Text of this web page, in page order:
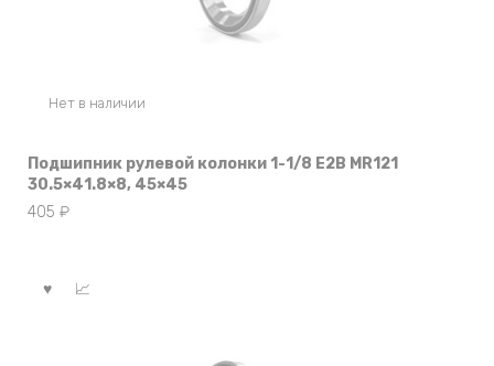
Нет в наличии
Подшипник рулевой колонки 1-1/8 E2B MR121
30.5×41.8×8, 45×45
405 ₽